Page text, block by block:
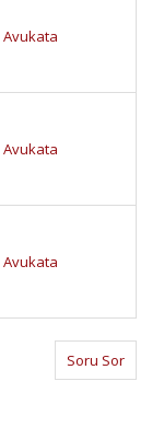
Avukata
Avukata
Avukata
Soru Sor